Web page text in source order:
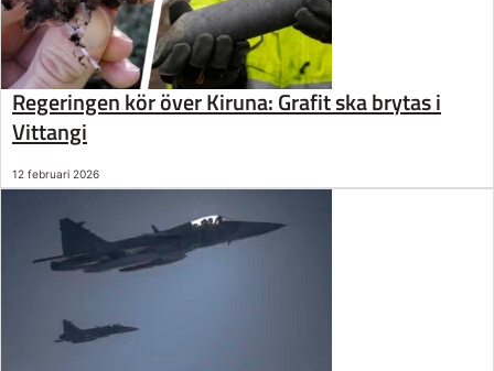
Regeringen kör över Kiruna: Grafit ska brytas i
Vittangi
12 februari 2026